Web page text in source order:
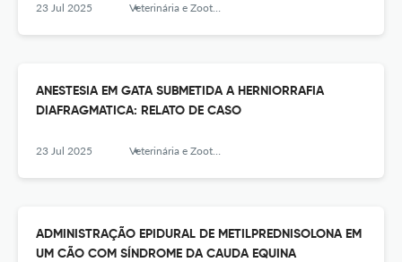
ADJUVANTE NA REABILITAÇÃO DE MEMBRO NO PERÍODO
23 Jul 2025 Veterinária e Zootecnia
ANESTESIA EM GATA SUBMETIDA A HERNIORRAFIA
DIAFRAGMATICA: RELATO DE CASO
23 Jul 2025 Veterinária e Zootecnia
ADMINISTRAÇÃO EPIDURAL DE METILPREDNISOLONA EM
UM CÃO COM SÍNDROME DA CAUDA EQUINA